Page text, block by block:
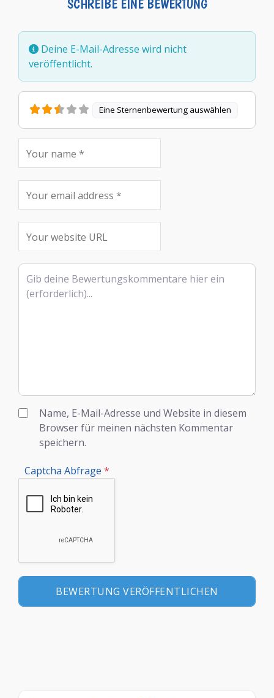
SCHREIBE EINE BEWERTUNG
Deine E-Mail-Adresse wird nicht
veröffentlicht.
Eine Sternenbewertung auswählen
Rezensionstext
Name, E-Mail-Adresse und Website in diesem
Browser für meinen nächsten Kommentar
speichern.
Captcha Abfrage *